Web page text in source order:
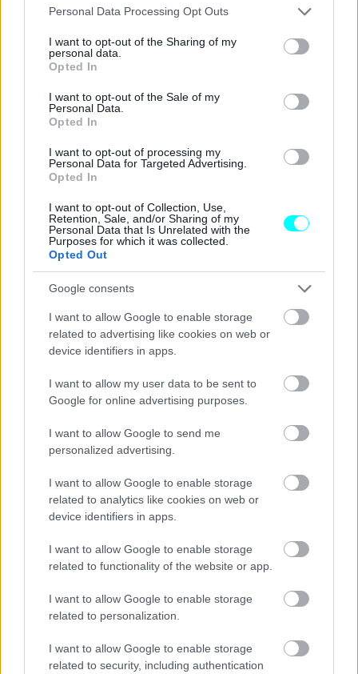
Please note that this website/app uses one or more Google
not limited to your visit or usage behaviour. You may click to
grant or deny consent to Google and its third-party tags to
use your data for below specified purposes in below Google
consent section.
Personal Data Processing Opt Outs
I want to opt-out of the Sharing of my
personal data.
Opted In
I want to opt-out of the Sale of my
Personal Data.
Opted In
I want to opt-out of processing my
Personal Data for Targeted Advertising.
Opted In
I want to opt-out of Collection, Use,
Retention, Sale, and/or Sharing of my
Personal Data that Is Unrelated with the
Purposes for which it was collected.
Opted Out
Google consents
I want to allow Google to enable storage
related to advertising like cookies on web or
device identifiers in apps.
I want to allow my user data to be sent to
Google for online advertising purposes.
I want to allow Google to send me
personalized advertising.
I want to allow Google to enable storage
related to analytics like cookies on web or
device identifiers in apps.
I want to allow Google to enable storage
related to functionality of the website or app.
I want to allow Google to enable storage
related to personalization.
I want to allow Google to enable storage
related to security, including authentication
του αρχικού μοντέλου – μοτίβο που επαναλαμβάνεται
επίσης στο λογότυπο με τα δύο τρίγωνα και στη διάταξη
των προβολέων.
Η αποκάλυψη πραγματοποιήθηκε σε ειδική εκδήλωση
που έλαβε χώρα στο Πεκίνο, μερικές ημέρες πριν από το
δημόσιο ντεμπούτο του μοντέλου στη διεθνή έκθεση
αυτοκινήτου της κινεζικής πόλης. Το Freelander θα
αντικαταστήσει ταLand Rover Discovery Sportκαι
Range Rover Evoque στη γραμμή παραγωγής του
εργοστασίου της JLR-Chery στο Changshu, το οποίο την
Τρίτη 31 Μαρτίου, κατασκεύασε το τελευταίο Evoque με
κινητήρα εσωτερικής καύσης.